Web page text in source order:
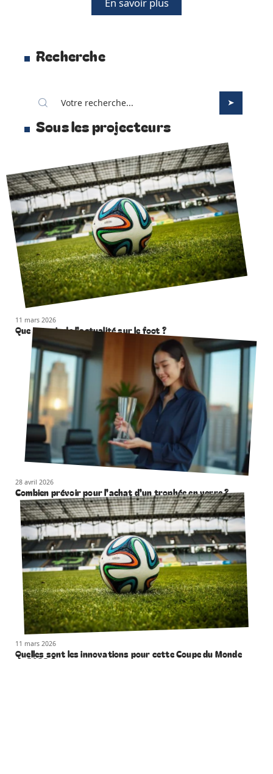
Recherche
Sous les projecteurs
11 mars 2026
Que retenir de l’actualité sur le foot ?
28 avril 2026
Combien prévoir pour l’achat d’un trophée en verre ?
11 mars 2026
Quelles sont les innovations pour cette Coupe du Monde
de 2022 ?